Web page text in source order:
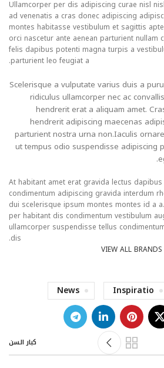
Ullamcorper per dis adipiscing curae nisl
ad venenatis a cras donec adipiscing
montes habitasse vestibulum et sagittis
orci nascetur ante aenean parturient nullam
felis dapibus potenti magna turpis a
parturient leo feugiat a.
Scelerisque a vulputate varius duis a
ridiculus ullamcorper nec ac
hendrerit erat a aliquam amet.
hendrerit adipiscing maecenas
parturient nostra urna non.Iaculis
ut tempus odio suspendisse adipiscing
At habitant amet erat gravida lectus
condimentum adipiscing gravida interdum
dui scelerisque ipsum montes montes id a
per habitant dis condimentum vestibulum
ullamcorper suspendisse tellus
dis.
VIEW ALL BRANDS
Inspiratio
News
كبار السن